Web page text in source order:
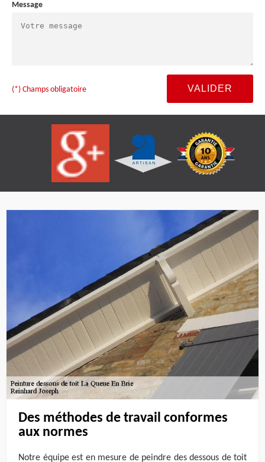
Message
(*) Champs obligatoire
Des méthodes de travail conformes
aux normes
Notre équipe est en mesure de peindre des dessous de toit